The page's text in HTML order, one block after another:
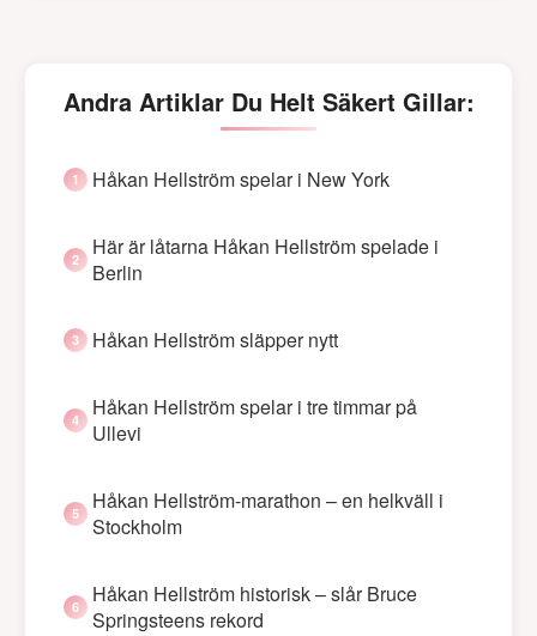
Andra Artiklar Du Helt Säkert Gillar:
Håkan Hellström spelar i New York
Här är låtarna Håkan Hellström spelade i
Berlin
Håkan Hellström släpper nytt
Håkan Hellström spelar i tre timmar på
Ullevi
Håkan Hellström-marathon – en helkväll i
Stockholm
Håkan Hellström historisk – slår Bruce
Springsteens rekord